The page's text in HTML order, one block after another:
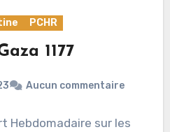
PCHR
1177
Aucun commentaire
Hebdomadaire sur les